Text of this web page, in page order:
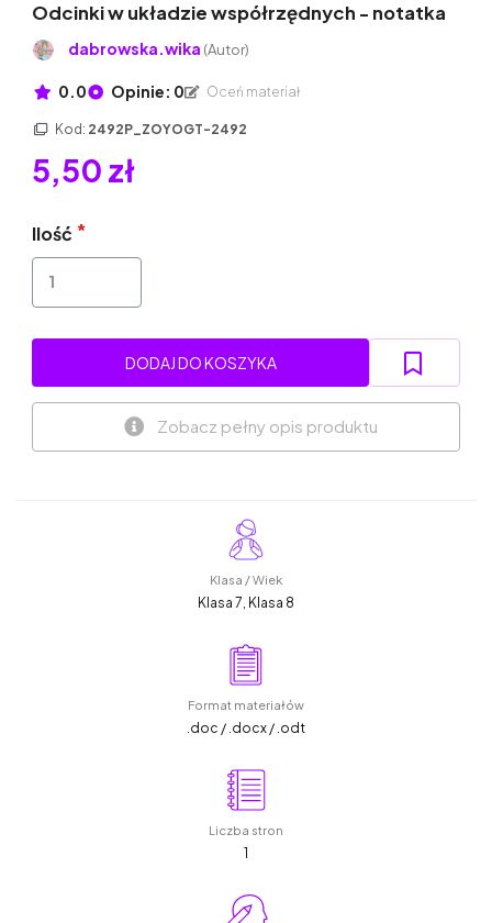
Odcinki w układzie współrzędnych - notatka
dabrowska.wika (Autor)
0.0 Opinie: 0 Oceń materiał
Kod: 2492P_ZOYOGT-2492
5,50 zł
Ilość
DODAJ DO KOSZYKA
Zobacz pełny opis produktu
Klasa / Wiek
Klasa 7, Klasa 8
Format materiałów
.doc / .docx / .odt
Liczba stron
1